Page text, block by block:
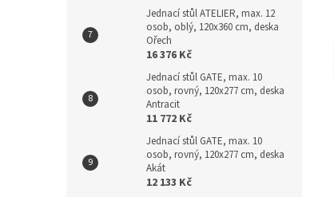
Jednací stůl ATELIER, max. 12
osob, oblý, 120x360 cm, deska
Ořech
16 376 Kč
Jednací stůl GATE, max. 10
osob, rovný, 120x277 cm, deska
Antracit
11 772 Kč
Jednací stůl GATE, max. 10
osob, rovný, 120x277 cm, deska
Akát
12 133 Kč